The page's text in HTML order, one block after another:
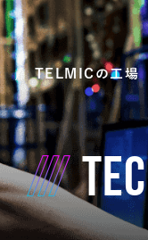
TELMICの工場